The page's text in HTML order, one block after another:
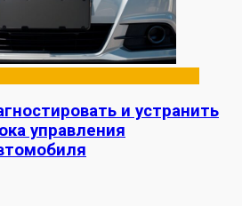
и устранить
управления